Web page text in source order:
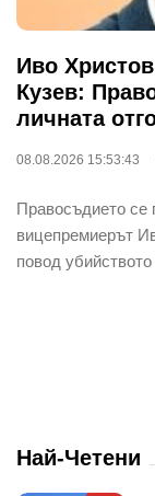
Иво
Кузев:
личната
08.08.2026 15:53:43
Правосъдието се
вицепремиерът
повод
Най-Четени